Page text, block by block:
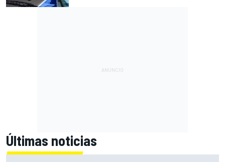
Últimas noticias